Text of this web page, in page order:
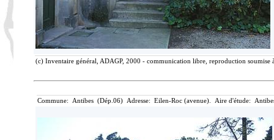
(c) Inventaire général, ADAGP, 2000 - communication libre, reproduction soumise
Commune: Antibes (Dép.06) Adresse: Eilen-Roc (avenue). Aire d'étude: